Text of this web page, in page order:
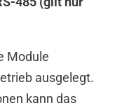
Module
ausgelegt.
kann das